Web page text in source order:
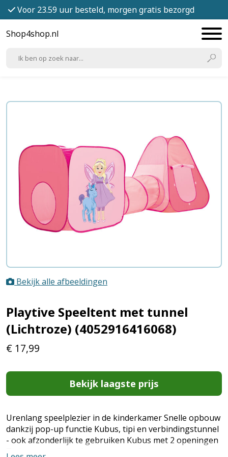
Voor 23.59 uur besteld, morgen gratis bezorgd
Shop4shop.nl
Bekijk alle afbeeldingen
Playtive Speeltent met tunnel
(Lichtroze) (4052916416068)
€ 17,99
Bekijk laagste prijs
Urenlang speelplezier in de kinderkamer Snelle opbouw
dankzij pop-up functie Kubus, tipi en verbindingstunnel
- ook afzonderlijk te gebruiken Kubus met 2 openingen
Tipi met ventilerend netinzetstuk, 2 openingen en